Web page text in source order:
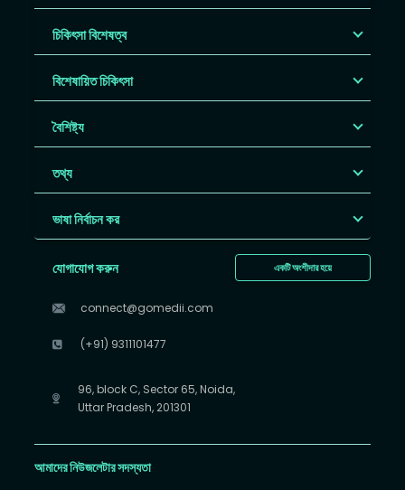
চিকিৎসা বিশেষত্ব
বিশেষায়িত চিকিৎসা
বৈশিষ্ট্য
তথ্য
ভাষা নির্বাচন কর
একটি অংশীদার হয়ে
যোগাযোগ করুন
connect@gomedii.com
(+91) 9311101477
96, block C, Sector 65, Noida,
Uttar Pradesh, 201301
আমাদের নিউজলেটার সদস্যতা